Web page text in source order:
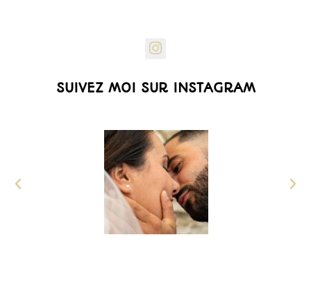
SUIVEZ MOI SUR INSTAGRAM